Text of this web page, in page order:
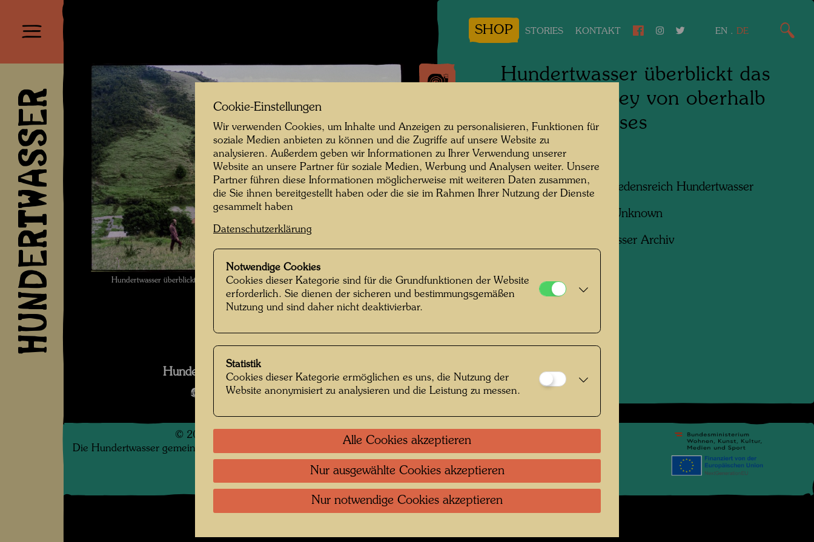
HUNDERTWASSER
SHOP STORIES KONTAKT EN . DE
Hundertwasser überblickt das Kaurinui Valley von oberhalb des Farmhauses , Fotograf:
Unbekannt Unknown © Hundertwasser Archiv
Hundertwasser in Kaurinui Valley
Bildergalerie öffnen
Hundertwasser überblickt das
Kaurinui Valley von oberhalb
des Farmhauses
1975
Personen am Foto: Friedensreich Hundertwasser
Unbekannt Unknown
Hundertwasser Archiv
© 2026
Die Hundertwasser gemeinnützige Privatstiftung Wien
Kontakt Datenschutz
Nutzungsbedingungen
Cookie-Einstellungen
Wir verwenden Cookies, um Inhalte und Anzeigen zu personalisieren, Funktionen für
soziale Medien anbieten zu können und die Zugriffe auf unsere Website zu
analysieren. Außerdem geben wir Informationen zu Ihrer Verwendung unserer
Website an unsere Partner für soziale Medien, Werbung und Analysen weiter. Unsere
Partner führen diese Informationen möglicherweise mit weiteren Daten zusammen,
die Sie ihnen bereitgestellt haben oder die sie im Rahmen Ihrer Nutzung der Dienste
gesammelt haben
Datenschutzerklärung
Notwendige Cookies
Cookies dieser Kategorie sind für die Grundfunktionen der Website
erforderlich. Sie dienen der sicheren und bestimmungsgemäßen
Nutzung und sind daher nicht deaktivierbar.
Statistik
Cookies dieser Kategorie ermöglichen es uns, die Nutzung der
Website anonymisiert zu analysieren und die Leistung zu messen.
Alle Cookies akzeptieren
Nur ausgewählte Cookies akzeptieren
Nur notwendige Cookies akzeptieren